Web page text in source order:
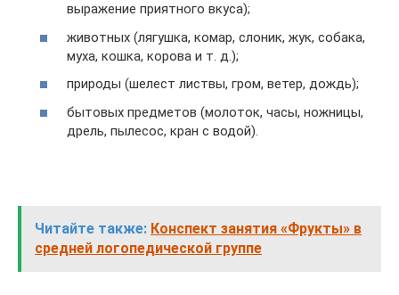
выражение приятного вкуса);
животных (лягушка, комар, слоник, жук, собака,
муха, кошка, корова и т. д.);
природы (шелест листвы, гром, ветер, дождь);
бытовых предметов (молоток, часы, ножницы,
дрель, пылесос, кран с водой).
Читайте также: Конспект занятия «Фрукты» в
средней логопедической группе